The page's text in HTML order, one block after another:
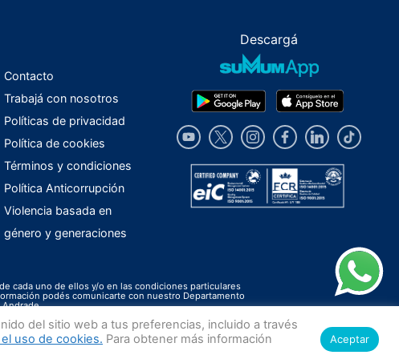
Contacto
Trabajá con nosotros
Políticas de privacidad
Política de cookies
Términos y condiciones
Política Anticorrupción
Violencia basada en
género y generaciones
Descargá
cada uno de ellos y/o en las condiciones particulares
podés comunicarte con nuestro Departamento
Andrade.
del sitio web a tus preferencias, incluido a través
uso de cookies. Para obtener más información
Aceptar